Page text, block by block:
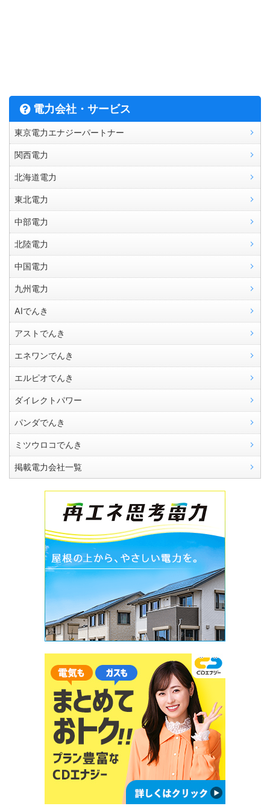
電力会社・サービス
東京電力エナジーパートナー
関西電力
北海道電力
東北電力
中部電力
北陸電力
中国電力
九州電力
AIでんき
アストでんき
エネワンでんき
エルピオでんき
ダイレクトパワー
パンダでんき
ミツウロコでんき
掲載電力会社一覧